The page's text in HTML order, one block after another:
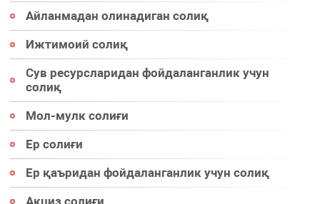
Айланмадан олинадиган солиқ
Ижтимоий солиқ
Сув ресурсларидан фойдаланганлик учун
солиқ
Мол-мулк солиғи
Ер солиғи
Ер қаъридан фойдаланганлик учун солиқ